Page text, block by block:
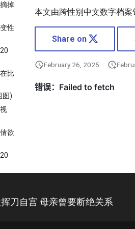
掉
性
比
图)
欲
是
本文由跨性别中文数字档案
Share on
February 26, 2025
刀自宫 母亲曾要断绝关系